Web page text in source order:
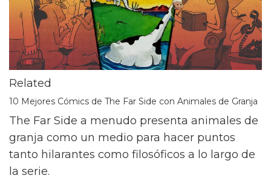
Related
10 Mejores Cómics de The Far Side con Animales de Granja
The Far Side a menudo presenta animales de
granja como un medio para hacer puntos
tanto hilarantes como filosóficos a lo largo de
la serie.